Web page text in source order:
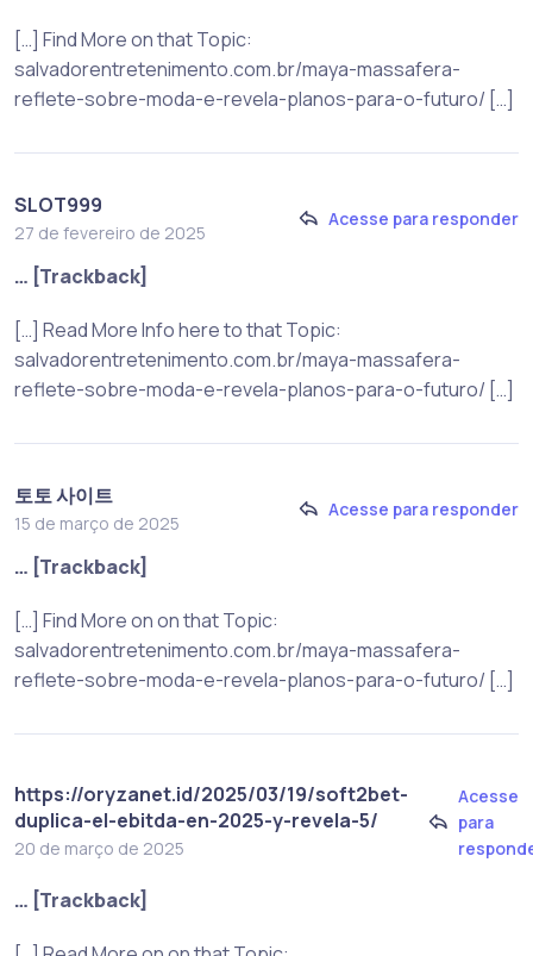
[…] Find More on that Topic:
salvadorentretenimento.com.br/maya-massafera-
reflete-sobre-moda-e-revela-planos-para-o-futuro/ […]
SLOT999
27 de fevereiro de 2025
Acesse para responder
… [Trackback]
[…] Read More Info here to that Topic:
salvadorentretenimento.com.br/maya-massafera-
reflete-sobre-moda-e-revela-planos-para-o-futuro/ […]
토토 사이트
15 de março de 2025
Acesse para responder
… [Trackback]
[…] Find More on on that Topic:
salvadorentretenimento.com.br/maya-massafera-
reflete-sobre-moda-e-revela-planos-para-o-futuro/ […]
https://oryzanet.id/2025/03/19/soft2bet-
duplica-el-ebitda-en-2025-y-revela-5/
20 de março de 2025
Acesse
para
… [Trackback]